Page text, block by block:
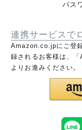
パス
連携サービスで
Amazon.co.jpにご登
録されるお客様は、
よりお進みください。